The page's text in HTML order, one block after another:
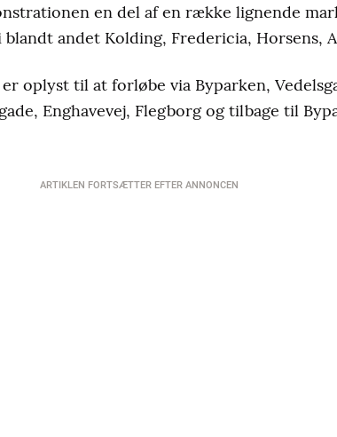
en del af en række lignende
andet Kolding, Fredericia, Horsens,
oplyst til at forløbe via Byparken,
Enghavevej, Flegborg og tilbage til
ARTIKLEN FORTSÆTTER EFTER ANNONCEN